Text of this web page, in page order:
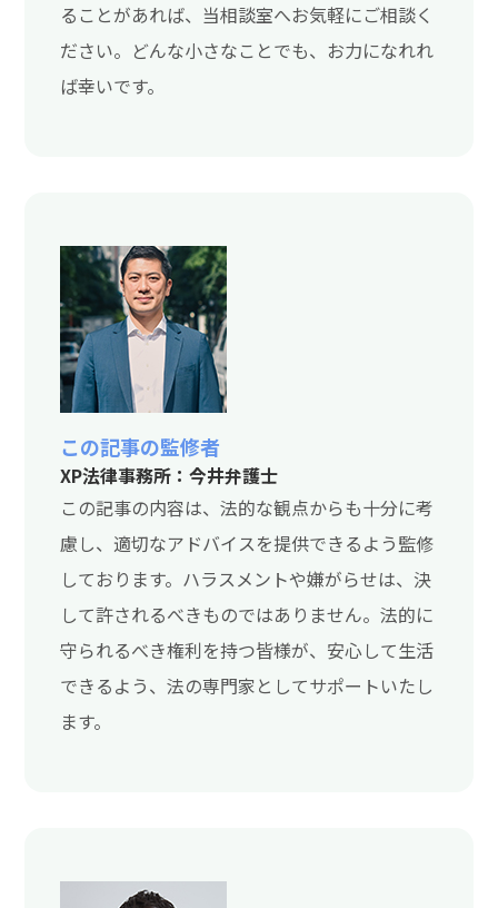
ることがあれば、当相談室へお気軽にご相談く
ださい。どんな小さなことでも、お力になれれ
ば幸いです。
この記事の監修者
XP法律事務所：今井弁護士
この記事の内容は、法的な観点からも十分に考
慮し、適切なアドバイスを提供できるよう監修
しております。ハラスメントや嫌がらせは、決
して許されるべきものではありません。法的に
守られるべき権利を持つ皆様が、安心して生活
できるよう、法の専門家としてサポートいたし
ます。